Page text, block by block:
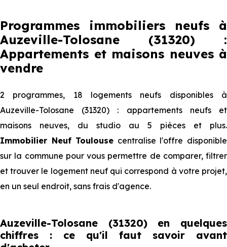
Programmes immobiliers neufs à
Auzeville-Tolosane (31320) :
Appartements et maisons neuves à
vendre
2 programmes, 18 logements neufs disponibles à
Auzeville-Tolosane (31320) : appartements neufs et
maisons neuves, du studio au 5 pièces et plus.
Immobilier Neuf Toulouse centralise l'offre disponible
sur la commune pour vous permettre de comparer, filtrer
et trouver le logement neuf qui correspond à votre projet,
en un seul endroit, sans frais d'agence.
Auzeville-Tolosane (31320) en quelques
chiffres : ce qu'il faut savoir avant